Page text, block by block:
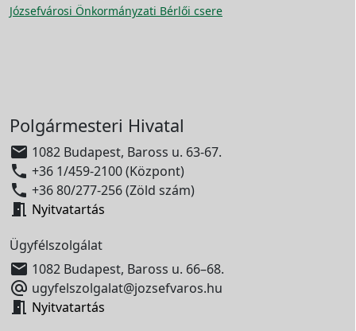
Józsefvárosi Önkormányzati Bérlői csere
Polgármesteri Hivatal
 1082 Budapest, Baross u. 63-67.
 +36 1/459-2100 (Központ)
 +36 80/277-256 (Zöld szám)
 Nyitvatartás
Ügyfélszolgálat
 1082 Budapest, Baross u. 66–68.
 ugyfelszolgalat@jozsefvaros.hu
 Nyitvatartás